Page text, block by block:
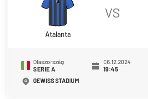
Atalanta
VS
Olaszország
SERIE A
06.12.2024
19:45
GEWISS STADIUM